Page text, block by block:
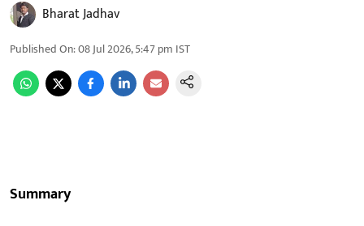
Bharat Jadhav
Published On:08 Jul 2026, 5:47 pm IST
Summary